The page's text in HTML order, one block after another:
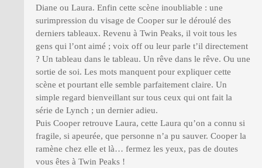
Diane ou Laura. Enfin cette scène inoubliable : une
surimpression du visage de Cooper sur le déroulé des
derniers tableaux. Revenu à Twin Peaks, il voit tous les
gens qui l’ont aimé ; voix off ou leur parle t’il directement
? Un tableau dans le tableau. Un rêve dans le rêve. Ou une
sortie de soi. Les mots manquent pour expliquer cette
scène et pourtant elle semble parfaitement claire. Un
simple regard bienveillant sur tous ceux qui ont fait la
série de Lynch ; un dernier adieu.
Puis Cooper retrouve Laura, cette Laura qu’on a connu si
fragile, si apeurée, que personne n’a pu sauver. Cooper la
ramène chez elle et là… fermez les yeux, pas de doutes
vous êtes à Twin Peaks !